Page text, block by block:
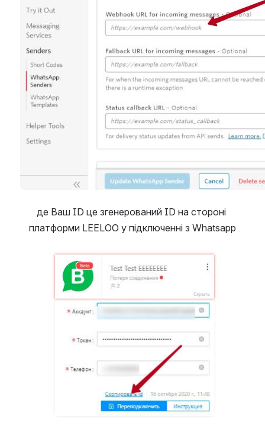
де Ваш ID це згенерований ID на стороні
платформи LEELOO у підключенні з Whatsapp